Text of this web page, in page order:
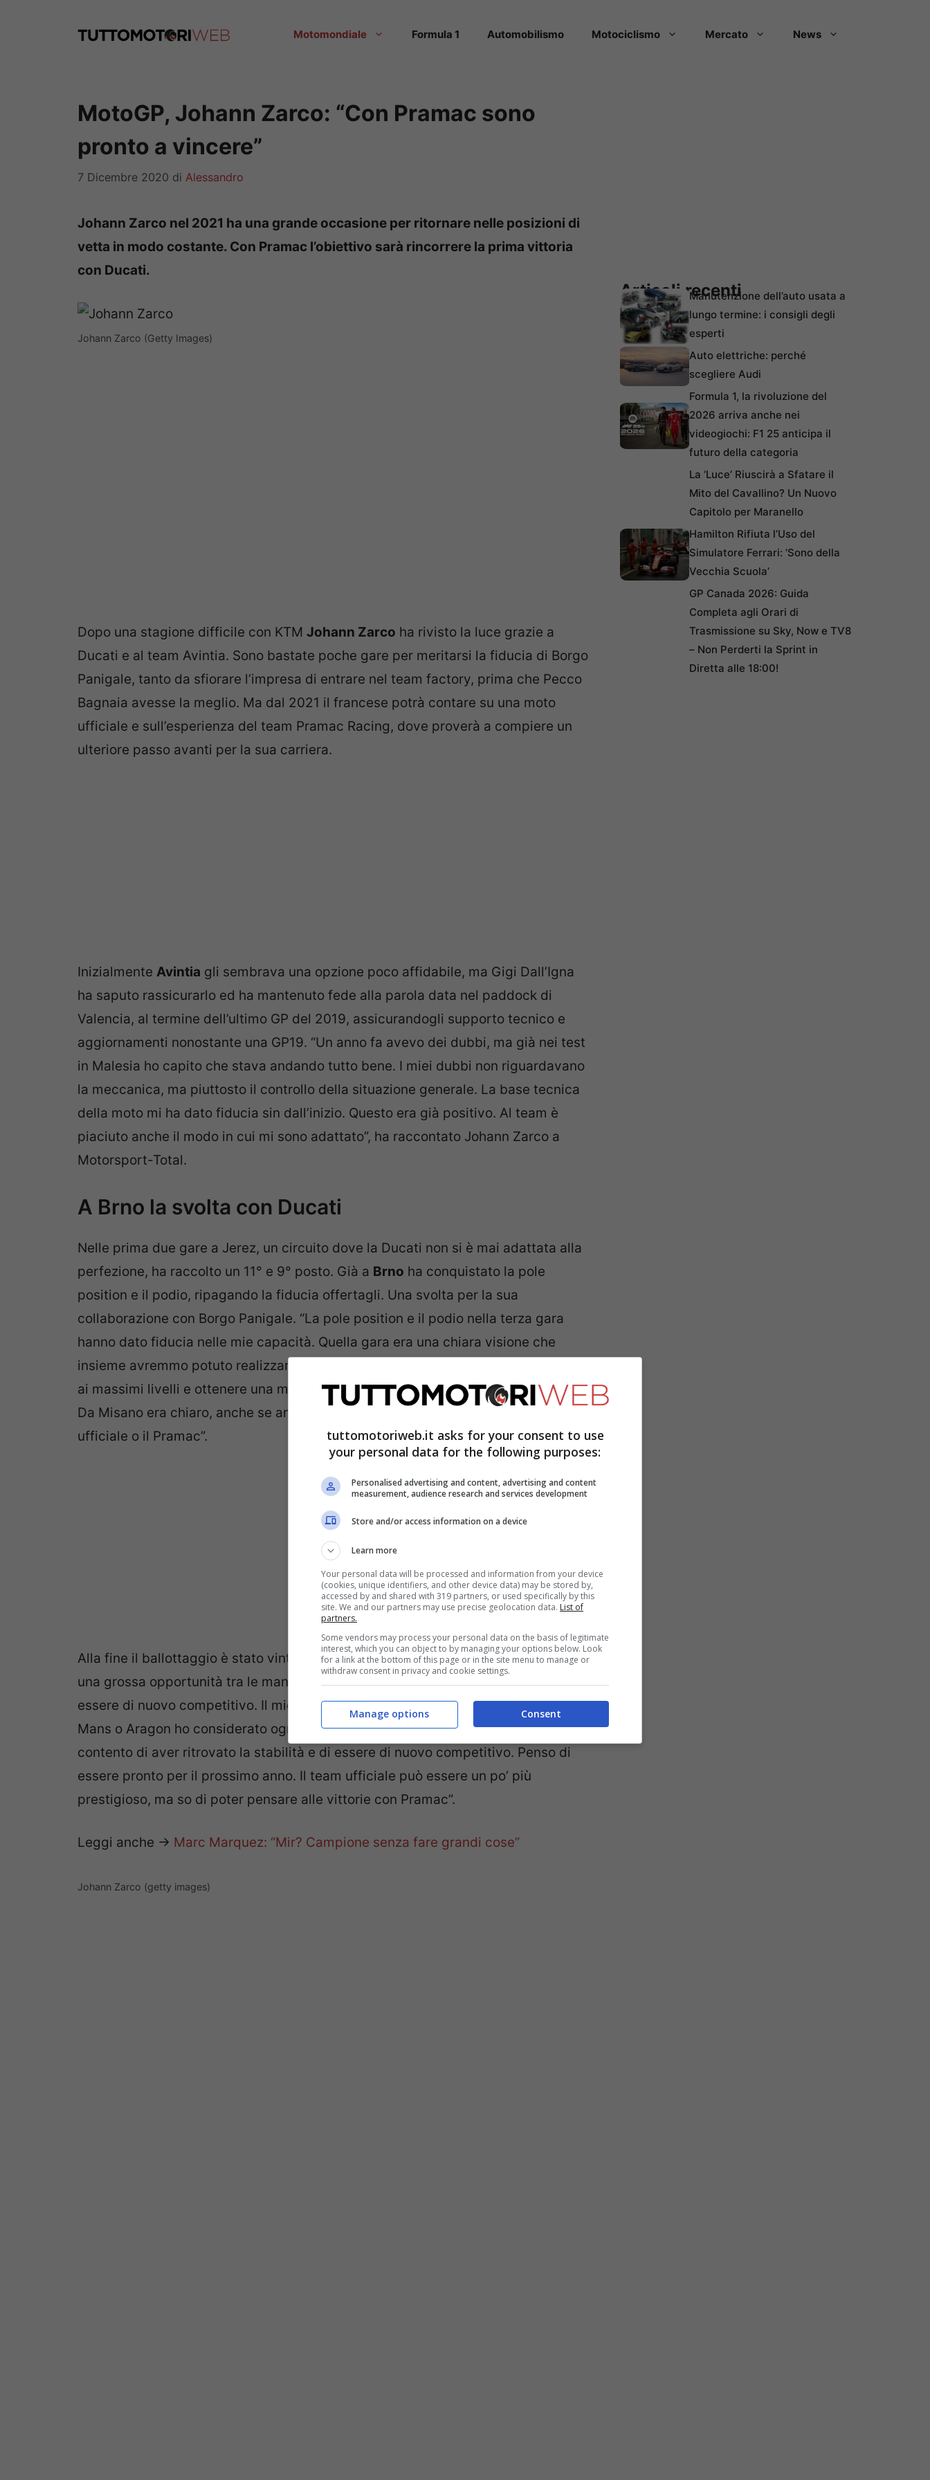
Motomondiale Formula 1 Automobilismo Motociclismo Mercato News
MotoGP, Johann Zarco: “Con Pramac sono
pronto a vincere”
7 Dicembre 2020 di Alessandro
Johann Zarco nel 2021 ha una grande occasione per ritornare nelle posizioni di
vetta in modo costante. Con Pramac l’obiettivo sarà rincorrere la prima vittoria
con Ducati.
Johann Zarco (Getty Images)
Dopo una stagione difficile con KTM Johann Zarco ha rivisto la luce grazie a
Ducati e al team Avintia. Sono bastate poche gare per meritarsi la fiducia di Borgo
Panigale, tanto da sfiorare l’impresa di entrare nel team factory, prima che Pecco
Bagnaia avesse la meglio. Ma dal 2021 il francese potrà contare su una moto
ufficiale e sull’esperienza del team Pramac Racing, dove proverà a compiere un
ulteriore passo avanti per la sua carriera.
Inizialmente Avintia gli sembrava una opzione poco affidabile, ma Gigi Dall’Igna
ha saputo rassicurarlo ed ha mantenuto fede alla parola data nel paddock di
Valencia, al termine dell’ultimo GP del 2019, assicurandogli supporto tecnico e
aggiornamenti nonostante una GP19. “Un anno fa avevo dei dubbi, ma già nei test
in Malesia ho capito che stava andando tutto bene. I miei dubbi non riguardavano
la meccanica, ma piuttosto il controllo della situazione generale. La base tecnica
della moto mi ha dato fiducia sin dall’inizio. Questo era già positivo. Al team è
piaciuto anche il modo in cui mi sono adattato”, ha raccontato Johann Zarco a
Motorsport-Total.
A Brno la svolta con Ducati
Nelle prima due gare a Jerez, un circuito dove la Ducati non si è mai adattata alla
perfezione, ha raccolto un 11° e 9° posto. Già a Brno ha conquistato la pole
position e il podio, ripagando la fiducia offertagli. Una svolta per la sua
collaborazione con Borgo Panigale. “La pole position e il podio nella terza gara
hanno dato fiducia nelle mie capacità. Quella gara era una chiara visione che
insieme avremmo potuto realizzare qualcosa di interessante. La sfida era tornare
ai massimi livelli e ottenere una moto competitiva – ha aggiunto Johann Zarco -.
Da Misano era chiaro, anche se ancora non sapevo se sarebbe stato il team
ufficiale o il Pramac”.
Alla fine il ballottaggio è stato vinto da Pecco Bagnaia, ma il pilota di Cannes ha
una grossa opportunità tra le mani. “Sono contento di aver ritrovato la stabilità e di
essere di nuovo competitivo. Il mio obiettivo principale è stato raggiunto. Da Le
Mans o Aragon ho considerato ogni gara come un test per il prossimo anno. Sono
contento di aver ritrovato la stabilità e di essere di nuovo competitivo. Penso di
essere pronto per il prossimo anno. Il team ufficiale può essere un po’ più
prestigioso, ma so di poter pensare alle vittorie con Pramac”.
Leggi anche -> Marc Marquez: “Mir? Campione senza fare grandi cose”
Johann Zarco (getty images)
Articoli recentiManutenzione dell’auto usata a
lungo termine: i consigli degli
esperti
Auto elettriche: perché
scegliere Audi
Formula 1, la rivoluzione del
2026 arriva anche nei
videogiochi: F1 25 anticipa il
futuro della categoria
La ‘Luce’ Riuscirà a Sfatare il
Mito del Cavallino? Un Nuovo
Capitolo per Maranello
Hamilton Rifiuta l’Uso del
Simulatore Ferrari: ‘Sono della
Vecchia Scuola’
GP Canada 2026: Guida
Completa agli Orari di
Trasmissione su Sky, Now e TV8
– Non Perderti la Sprint in
Diretta alle 18:00!
tuttomotoriweb.it asks for your consent to use
your personal data for the following purposes:
Personalised advertising and content, advertising and content
measurement, audience research and services development
Store and/or access information on a device
Learn more
Your personal data will be processed and information from your device
(cookies, unique identifiers, and other device data) may be stored by,
accessed by and shared with 319 partners, or used specifically by this
site. We and our partners may use precise geolocation data. List of
partners.
Some vendors may process your personal data on the basis of legitimate
interest, which you can object to by managing your options below. Look
for a link at the bottom of this page or in the site menu to manage or
withdraw consent in privacy and cookie settings.
Consent
Manage options